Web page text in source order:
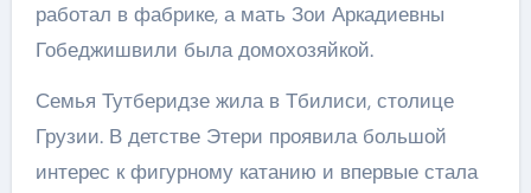
работал в фабрике, а мать Зои Аркадиевны
Гобеджишвили была домохозяйкой.
Семья Тутберидзе жила в Тбилиси, столице
Грузии. В детстве Этери проявила большой
интерес к фигурному катанию и впервые стала